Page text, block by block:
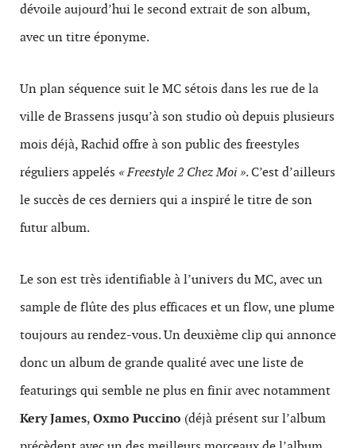
dévoile aujourd’hui le second extrait de son album,
avec un titre éponyme.
Un plan séquence suit le MC sétois dans les rue de la
ville de Brassens jusqu’à son studio où depuis plusieurs
mois déjà, Rachid offre à son public des freestyles
réguliers appelés « Freestyle 2 Chez Moi ». C’est d’ailleurs
le succès de ces derniers qui a inspiré le titre de son
futur album.
Le son est très identifiable à l’univers du MC, avec un
sample de flûte des plus efficaces et un flow, une plume
toujours au rendez-vous. Un deuxième clip qui annonce
donc un album de grande qualité avec une liste de
featurings qui semble ne plus en finir avec notamment
Kery James,Oxmo Puccino (déjà présent sur l’album